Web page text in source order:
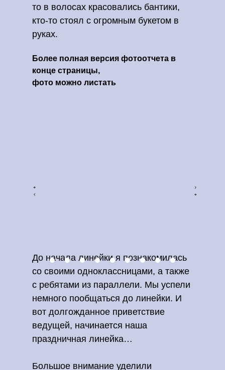
то в волосах красовались бантики,
кто-то стоял с огромным букетом в
руках.
Более полная версия фотоотчета в
конце страницы,
фото можно листать
До начала линейки я познакомилась
со своими одноклассницами, а также
с ребятами из параллели. Мы успели
немного пообщаться до линейки. И
вот долгожданное приветствие
ведущей, начинается наша
праздничная линейка…
Большое внимание уделили